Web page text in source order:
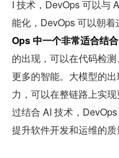
I 技术，DevOps 可以与
能化，DevOps 可以朝着
Ops 中一个非常适合结
的出现，可以在代码检
更多的智能。大模型的
力，可以在整链路上实
过结合 AI 技术，
提升软件开发和运维的质